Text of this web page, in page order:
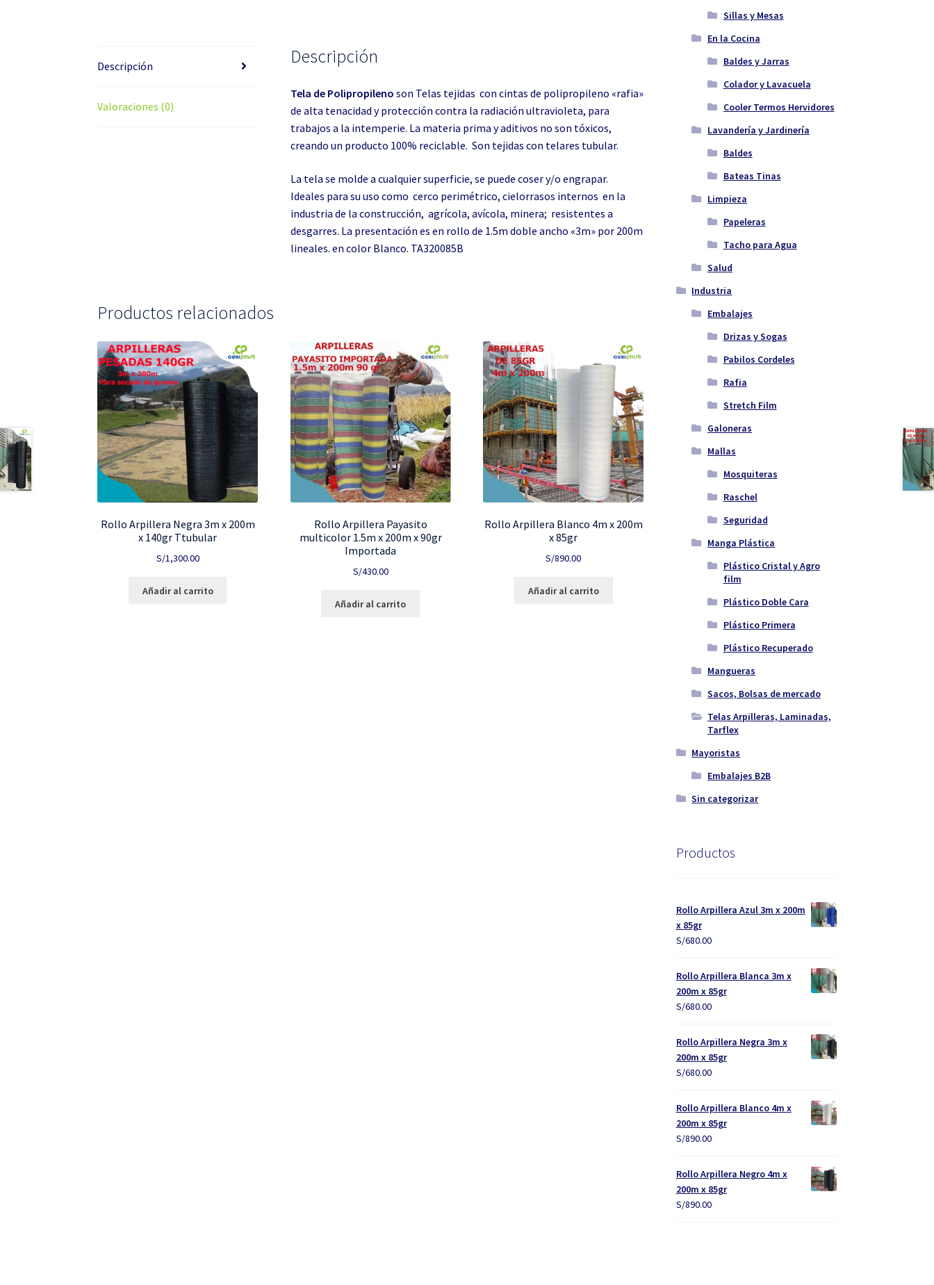
Descripción
Valoraciones (0)
Descripción
Tela de Polipropileno son Telas tejidas con cintas de polipropileno «rafia»
de alta tenacidad y protección contra la radiación ultravioleta, para
trabajos a la intemperie. La materia prima y aditivos no son tóxicos,
creando un producto 100% reciclable. Son tejidas con telares tubular.
La tela se molde a cualquier superficie, se puede coser y/o engrapar.
Ideales para su uso como cerco perimétrico, cielorrasos internos en la
industria de la construcción, agrícola, avícola, minera; resistentes a
desgarres. La presentación es en rollo de 1.5m doble ancho «3m» por 200m
lineales. en color Blanco. TA320085B
Productos relacionados
Rollo Arpillera Negra 3m x 200m
x 140gr Ttubular
S/1,300.00
Añadir al carrito
Rollo Arpillera Payasito
multicolor 1.5m x 200m x 90gr
Importada
S/430.00
Añadir al carrito
Rollo Arpillera Blanco 4m x 200m
x 85gr
S/890.00
Añadir al carrito
Sillas y Mesas
En la Cocina
Baldes y Jarras
Colador y Lavacuela
Cooler Termos Hervidores
Lavandería y Jardinería
Baldes
Bateas Tinas
Limpieza
Papeleras
Tacho para Agua
Salud
Industria
Embalajes
Drizas y Sogas
Pabilos Cordeles
Rafia
Stretch Film
Galoneras
Mallas
Mosquiteras
Raschel
Seguridad
Manga Plástica
Plástico Cristal y Agro
film
Plástico Doble Cara
Plástico Primera
Plástico Recuperado
Mangueras
Sacos, Bolsas de mercado
Telas Arpilleras, Laminadas,
Tarflex
Mayoristas
Embalajes B2B
Sin categorizar
Productos
Rollo Arpillera Azul 3m x 200m
x 85gr
S/680.00
Rollo Arpillera Blanca 3m x
200m x 85gr
S/680.00
Rollo Arpillera Negra 3m x
200m x 85gr
S/680.00
Rollo Arpillera Blanco 4m x
200m x 85gr
S/890.00
Rollo Arpillera Negro 4m x
200m x 85gr
S/890.00